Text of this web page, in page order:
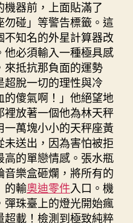
器前，上面貼滿了
勿碰」等警告標籤。這
知名的外星計算器改
必須輸入一種極具感
來抵抗那負面的運勢
脫一切的理性與冷
傻氣啊！」他絕望地
放著一個他為林天秤
萬塊小小的天秤座黃
送出，因為害怕被拒
的單戀情感。張水瓶
樂盒砸爛，將所有的
的輸奧迪零件入口。機
珠臺上的燈光開始瘋
載！檢測到極致純粹